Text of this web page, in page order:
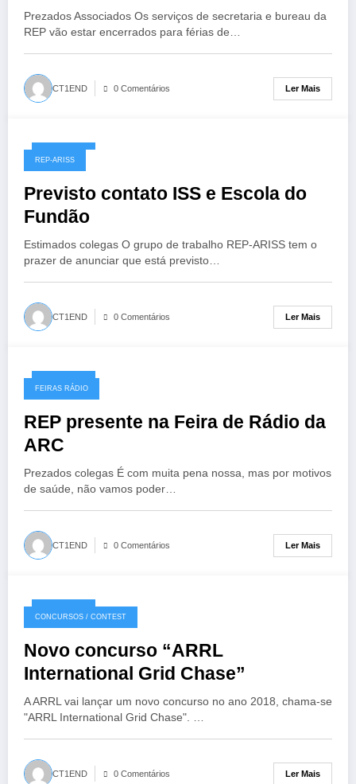
Prezados Associados Os serviços de secretaria e bureau da
REP vão estar encerrados para férias de…
CT1END 0 Comentários Ler Mais
13/12/2017
REP-ARISS
Previsto contato ISS e Escola do
Fundão
Estimados colegas O grupo de trabalho REP-ARISS tem o
prazer de anunciar que está previsto…
CT1END 0 Comentários Ler Mais
04/12/2017
FEIRAS RÁDIO
REP presente na Feira de Rádio da
ARC
​Prezados colegas É com muita pena nossa, mas por motivos
de saúde, não vamos poder…
CT1END 0 Comentários Ler Mais
03/12/2017
CONCURSOS / CONTEST
Novo concurso “ARRL
International Grid Chase”
A ARRL vai lançar um novo concurso no ano 2018, chama-se
"ARRL International Grid Chase". …
CT1END 0 Comentários Ler Mais